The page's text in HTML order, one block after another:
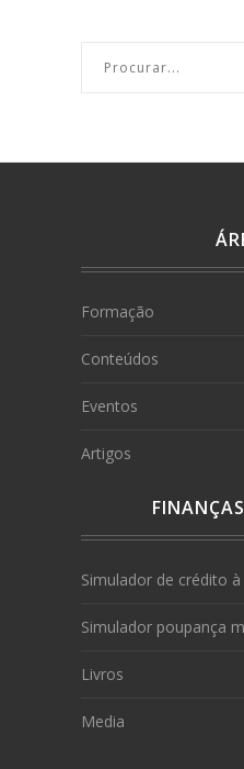
Formação
Conteúdos
Eventos
Artigos
Simulador de crédito
Simulador poupança
Livros
Media